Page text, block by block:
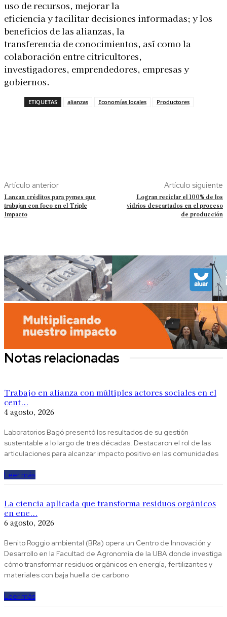
uso de recursos, mejorar la
eficiencia y facilitar decisiones informadas; y los
beneficios de las alianzas, la
transferencia de conocimientos, así como la
colaboración entre citricultores,
investigadores, emprendedores, empresas y
gobiernos.
ETIQUETAS alianzas Economías locales Productores
Artículo anterior
Lanzan créditos para pymes que
trabajan con foco en el Triple
Impacto
Artículo siguiente
Logran reciclar el 100% de los
vidrios descartados en el proceso
de producción
Notas relacionadas
Trabajo en alianza con múltiples actores sociales en el
cent...
4 agosto, 2026
Laboratorios Bagó presentó los resultados de su gestión
sustentable a lo largo de tres décadas. Destacaron el rol de las
articulaciones para alcanzar impacto positivo en las comunidades
Leer más
La ciencia aplicada que transforma residuos orgánicos
en ene...
6 agosto, 2026
Benito Roggio ambiental (BRa) opera un Centro de Innovación y
Desarrollo en la Facultad de Agronomía de la UBA donde investiga
cómo transformar residuos orgánicos en energía, fertilizantes y
materiales con baja huella de carbono
Leer más